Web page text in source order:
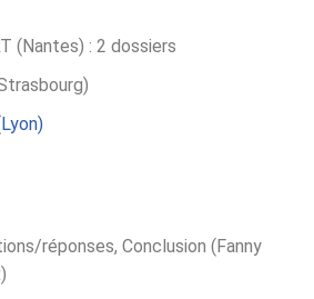
(Nantes) : 2 dossiers
réponses, Conclusion (Fanny